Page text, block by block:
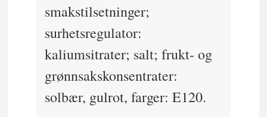
smakstilsetninger;
surhetsregulator:
kaliumsitrater; salt; frukt- og
grønnsakskonsentrater:
solbær, gulrot, farger: E120.